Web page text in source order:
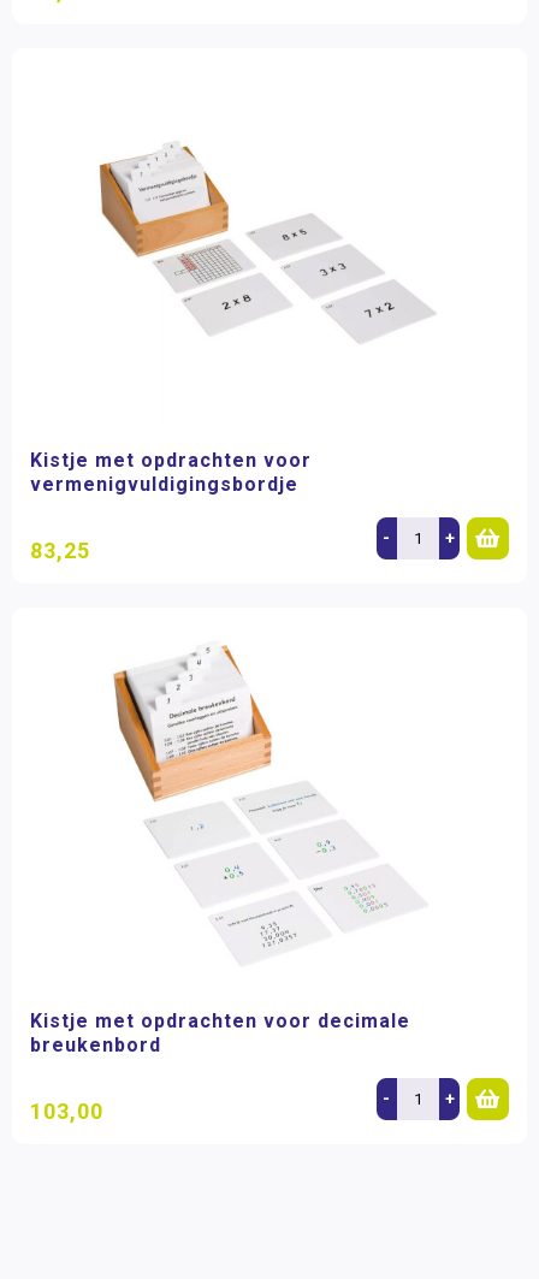
Kistje met opdrachten voor
vermenigvuldigingsbordje
83,25 - +
Kistje met opdrachten voor decimale
breukenbord
103,00 - +